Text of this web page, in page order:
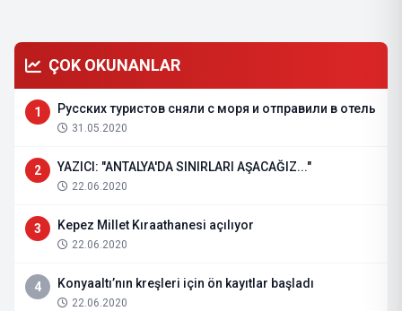
ÇOK OKUNANLAR
1 Русских туристов сняли с моря и отправили в отель
31.05.2020
2 YAZICI: "ANTALYA'DA SINIRLARI AŞACAĞIZ..."
22.06.2020
3 Kepez Millet Kıraathanesi açılıyor
22.06.2020
4 Konyaaltı’nın kreşleri için ön kayıtlar başladı
22.06.2020